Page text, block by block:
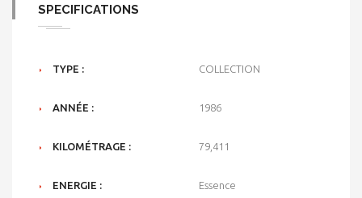
SPECIFICATIONS
TYPE : COLLECTION
ANNÉE : 1986
KILOMÉTRAGE : 79,411
ENERGIE : Essence